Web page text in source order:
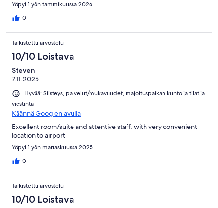
Yöpyi 1 yön tammikuussa 2026
0
Tarkistettu arvostelu
10/10 Loistava
Steven
7.11.2025
Hyvää: Siisteys, palvelut/mukavuudet, majoituspaikan kunto ja tilat ja
viestintä
Käännä Googlen avulla
Excellent room/suite and attentive staff, with very convenient
location to airport
Yöpyi 1 yön marraskuussa 2025
0
Tarkistettu arvostelu
10/10 Loistava